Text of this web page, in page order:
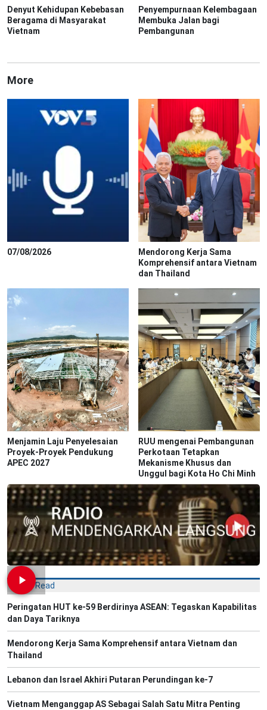
Denyut Kehidupan Kebebasan
Beragama di Masyarakat
Vietnam
Penyempurnaan Kelembagaan
Membuka Jalan bagi
Pembangunan
More
07/08/2026
Mendorong Kerja Sama
Komprehensif antara Vietnam
dan Thailand
Menjamin Laju Penyelesaian
Proyek-Proyek Pendukung
APEC 2027
RUU mengenai Pembangunan
Perkotaan Tetapkan
Mekanisme Khusus dan
Unggul bagi Kota Ho Chi Minh
Most Read
Peringatan HUT ke-59 Berdirinya ASEAN: Tegaskan Kapabilitas
dan Daya Tariknya
Mendorong Kerja Sama Komprehensif antara Vietnam dan
Thailand
Lebanon dan Israel Akhiri Putaran Perundingan ke-7
Vietnam Menganggap AS Sebagai Salah Satu Mitra Penting